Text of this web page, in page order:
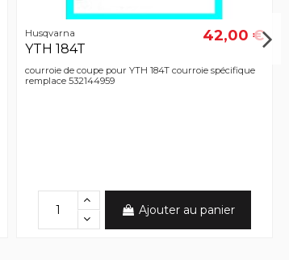
Husqvarna
YTH 184T
42,00 €
courroie de coupe pour YTH 184T courroie spécifique
remplace 532144959
Ajouter au panier